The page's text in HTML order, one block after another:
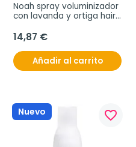
Noah spray voluminizador
con lavanda y ortiga hair
14,87 €
Añadir al carrito
Nuevo favorite_border